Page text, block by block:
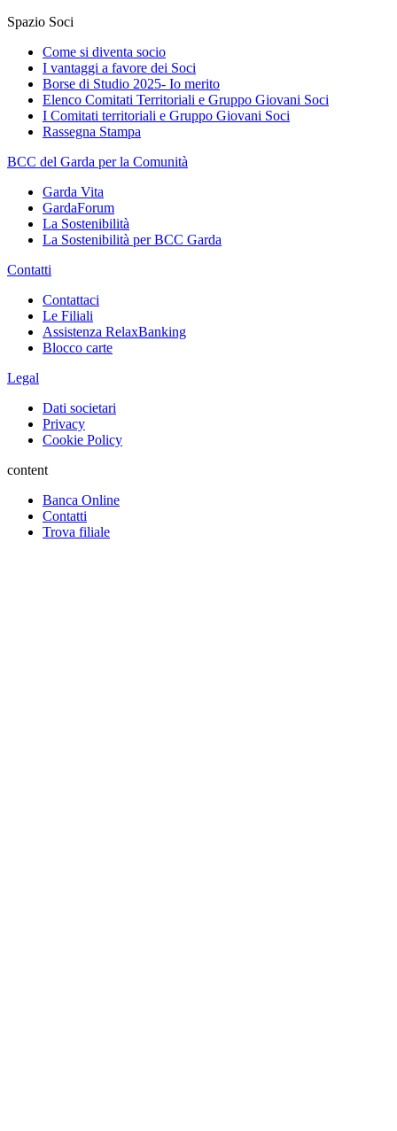
Spazio Soci
Come si diventa socio
I vantaggi a favore dei Soci
Borse di Studio 2025- Io merito
Elenco Comitati Territoriali e Gruppo Giovani Soci
I Comitati territoriali e Gruppo Giovani Soci
Rassegna Stampa
BCC del Garda per la Comunità
Garda Vita
GardaForum
La Sostenibilità
La Sostenibilità per BCC Garda
Contatti
Contattaci
Le Filiali
Assistenza RelaxBanking
Blocco carte
Legal
Dati societari
Privacy
Cookie Policy
content
Banca Online
Contatti
Trova filiale